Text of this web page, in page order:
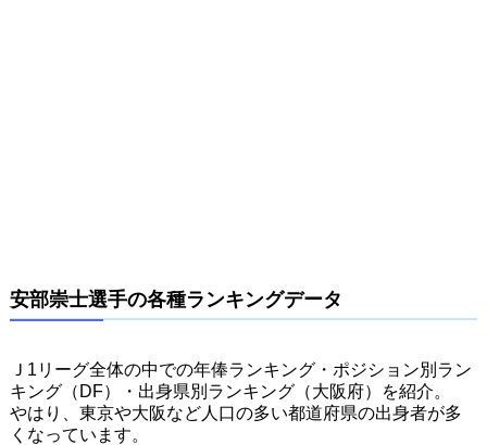
安部崇士選手の各種ランキングデータ
Ｊ1リーグ全体の中での年俸ランキング・ポジション別ラン
キング（DF）・出身県別ランキング（大阪府）を紹介。
やはり、東京や大阪など人口の多い都道府県の出身者が多
くなっています。